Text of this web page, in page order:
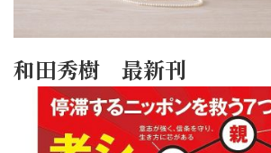
和田秀樹 最新刊